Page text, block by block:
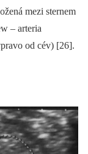
mezi sternem
–⁠ arteria
od cév) [26].